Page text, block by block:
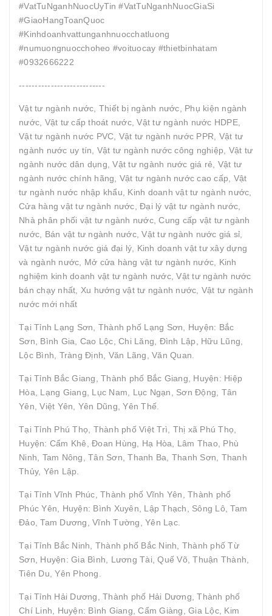
#VatTuNganhNuocUyTin #VatTuNganhNuocGiaSi
#GiaoHangToanQuoc
#Kinhdoanhvattunganhnuocchatluong
#numuongnuocchoheo #voituocay #thietbinhatam
#0932666222
---------------------------
Vật tư ngành nước, Thiết bị ngành nước, Phụ kiện ngành
nước, Vật tư cấp thoát nước, Vật tư ngành nước HDPE,
Vật tư ngành nước PVC, Vật tư ngành nước PPR, Vật tư
ngành nước uy tín, Vật tư ngành nước công nghiệp, Vật tư
ngành nước dân dụng, Vật tư ngành nước giá rẻ, Vật tư
ngành nước chính hãng, Vật tư ngành nước cao cấp, Vật
tư ngành nước nhập khẩu, Kinh doanh vật tư ngành nước,
Cửa hàng vật tư ngành nước, Đại lý vật tư ngành nước,
Nhà phân phối vật tư ngành nước, Cung cấp vật tư ngành
nước, Bán vật tư ngành nước, Vật tư ngành nước giá sỉ,
Vật tư ngành nước giá đại lý, Kinh doanh vật tư xây dựng
và ngành nước, Mở cửa hàng vật tư ngành nước, Kinh
nghiệm kinh doanh vật tư ngành nước, Vật tư ngành nước
bán chạy nhất, Xu hướng vật tư ngành nước, Vật tư ngành
nước mới nhất
Tại Tỉnh Lạng Sơn, Thành phố Lạng Sơn, Huyện: Bắc
Sơn, Bình Gia, Cao Lộc, Chi Lăng, Đình Lập, Hữu Lũng,
Lộc Bình, Tràng Định, Văn Lãng, Văn Quan.
Tại Tỉnh Bắc Giang, Thành phố Bắc Giang, Huyện: Hiệp
Hòa, Lạng Giang, Lục Nam, Lục Ngạn, Sơn Động, Tân
Yên, Việt Yên, Yên Dũng, Yên Thế.
Tại Tỉnh Phú Thọ, Thành phố Việt Trì, Thị xã Phú Thọ,
Huyện: Cẩm Khê, Đoan Hùng, Hạ Hòa, Lâm Thao, Phù
Ninh, Tam Nông, Tân Sơn, Thanh Ba, Thanh Sơn, Thanh
Thủy, Yên Lập.
Tại Tỉnh Vĩnh Phúc, Thành phố Vĩnh Yên, Thành phố
Phúc Yên, Huyện: Bình Xuyên, Lập Thạch, Sông Lô, Tam
Đảo, Tam Dương, Vĩnh Tường, Yên Lạc.
Tại Tỉnh Bắc Ninh, Thành phố Bắc Ninh, Thành phố Từ
Sơn, Huyện: Gia Bình, Lương Tài, Quế Võ, Thuận Thành,
Tiên Du, Yên Phong.
Tại Tỉnh Hải Dương, Thành phố Hải Dương, Thành phố
Chí Linh, Huyện: Bình Giang, Cẩm Giàng, Gia Lộc, Kim